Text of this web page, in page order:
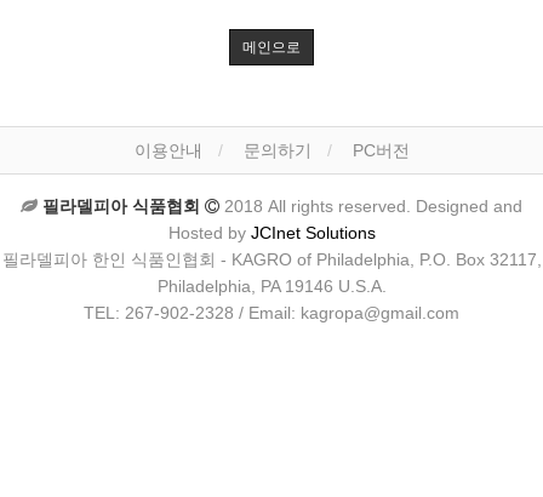
메인으로
이용안내 문의하기 PC버전
필라델피아 식품협회
2018 All rights reserved. Designed and
Hosted by JCInet Solutions
필라델피아 한인 식품인협회 - KAGRO of Philadelphia, P.O. Box 32117,
Philadelphia, PA 19146 U.S.A.
TEL: 267-902-2328 / Email: kagropa@gmail.com